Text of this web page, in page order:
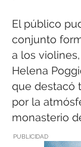
El público
conjunto
a los
Helena
que destacó
por la
monasterio
PUBLICIDAD